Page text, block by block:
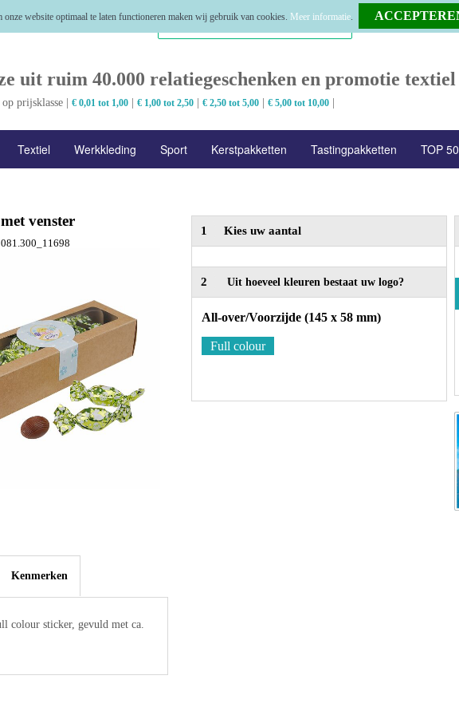
uit ruim 40.000 relatiegeschenken en promotie textiel
prijsklasse | € 0,01 tot 1,00| € 1,00 tot 2,50| € 2,50 tot 5,00| € 5,00 tot 10,00|
Textiel Werkkleding Sport Kerstpakketten Tastingpakketten TOP 50
venster
1 Kies uw aantal
2 Uit hoeveel kleuren bestaat uw logo?
All-over/Voorzijde (145 x 58 mm)
Full colour
Kenmerken
colour sticker, gevuld met ca.
onze website optimaal te laten functioneren maken wij gebruik van cookies. Meer informatie.